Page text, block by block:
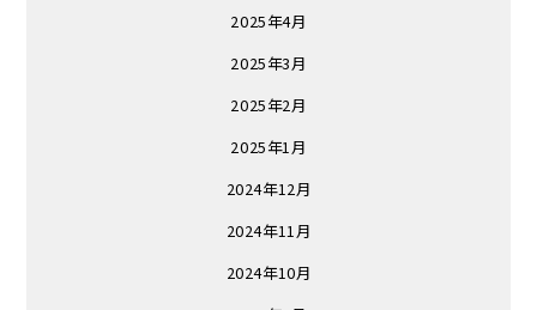
2025年4月
2025年3月
2025年2月
2025年1月
2024年12月
2024年11月
2024年10月